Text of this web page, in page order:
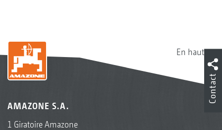
En haut
AMAZONE S.A.
1 Giratoire Amazone
Contact